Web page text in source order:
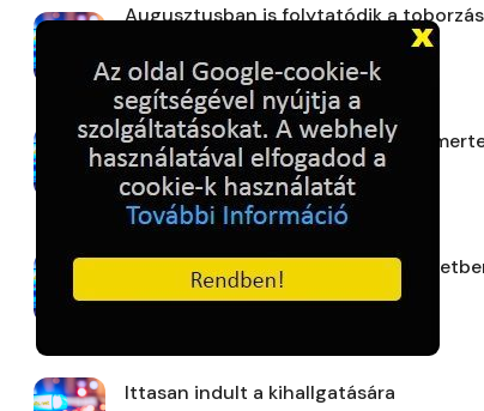
Augusztusban is folytatódik a toborzás
2 napja ezelőtt 25
A kamera rögzítette, a rendőr
2 napja ezelőtt 30
Kiürítés és lezárás az I. és a XI.
2 napja ezelőtt 30
Ittasan indult a kihallgatására